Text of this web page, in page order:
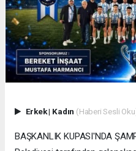
Erkek| Kadın (Haberi Sesli
BAŞKANLIK KUPASI'NDA